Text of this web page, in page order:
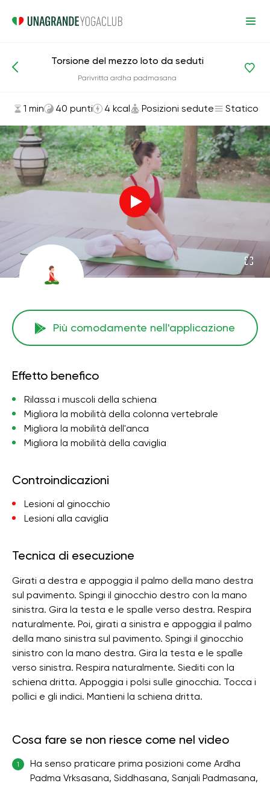
Asana ed esercizi Posizioni sedute
Torsione del mezzo loto da seduti
Parivritta ardha padmasana
1 min 40 punti 4 kcal Posizioni sedute Statico
Più comodamente nell'applicazione
Effetto benefico
Rilassa i muscoli della schiena
Migliora la mobilità della colonna vertebrale
Migliora la mobilità dell'anca
Migliora la mobilità della caviglia
Controindicazioni
Lesioni al ginocchio
Lesioni alla caviglia
Tecnica di esecuzione
Girati a destra e appoggia il palmo della mano destra
sul pavimento. Spingi il ginocchio destro con la mano
sinistra. Gira la testa e le spalle verso destra. Respira
naturalmente. Poi, girati a sinistra e appoggia il palmo
della mano sinistra sul pavimento. Spingi il ginocchio
sinistro con la mano destra. Gira la testa e le spalle
verso sinistra. Respira naturalmente. Siediti con la
schiena dritta. Appoggia i polsi sulle ginocchia. Tocca i
pollici e gli indici. Mantieni la schiena dritta.
Cosa fare se non riesce come nel video
1
Ha senso praticare prima posizioni come Ardha
Padma Vrksasana, Siddhasana, Sanjali Padmasana,